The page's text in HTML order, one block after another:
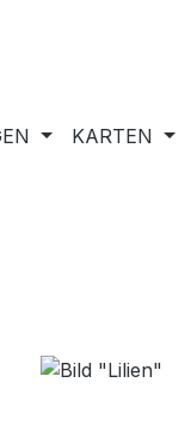
KARTEN